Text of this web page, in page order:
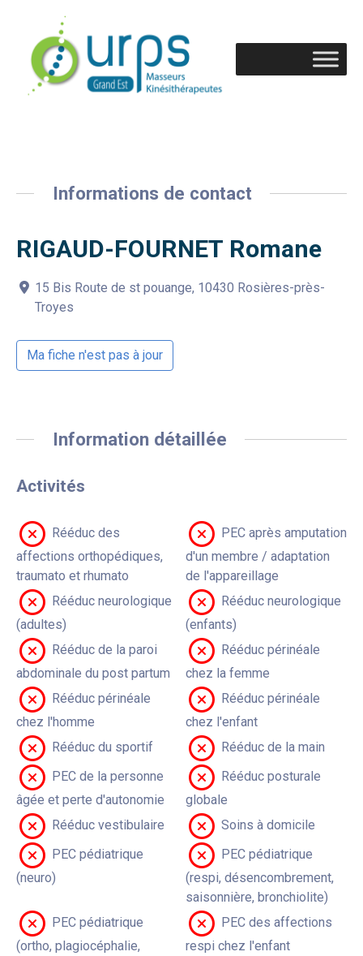
Informations de contact
RIGAUD-FOURNET Romane
15 Bis Route de st pouange, 10430 Rosières-près-
Troyes
Ma fiche n'est pas à jour
Information détaillée
Activités
Rééduc des
affections orthopédiques,
traumato et rhumato
PEC après amputation
d'un membre / adaptation
de l'appareillage
Rééduc neurologique
(adultes)
Rééduc neurologique
(enfants)
Rééduc de la paroi
abdominale du post partum
Rééduc périnéale
chez la femme
Rééduc périnéale
chez l'homme
Rééduc périnéale
chez l'enfant
Rééduc du sportif
Rééduc de la main
PEC de la personne
âgée et perte d'autonomie
Rééduc posturale
globale
Rééduc vestibulaire
Soins à domicile
PEC pédiatrique
(neuro)
PEC pédiatrique
(respi, désencombrement,
saisonnière, bronchiolite)
PEC pédiatrique
(ortho, plagiocéphalie,
PEC des affections
respi chez l'enfant